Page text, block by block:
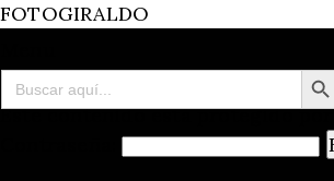
FOTOGIRALDO
Buscar:
Botón de
Este contenido está protegido
Contraseña: